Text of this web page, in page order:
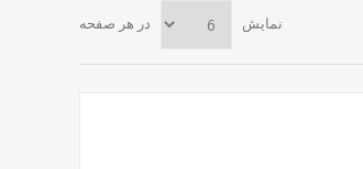
نمایش در هر صفحه